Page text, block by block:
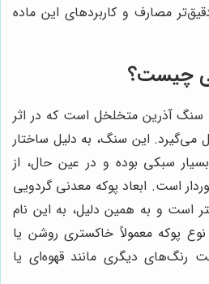
مصارف و کاربردهای این ماده
چیست؟
سنگ آذرین متخلخل است که در اثر
این سنگ، به دلیل ساختار
سبکی بوده و در عین حال، از
است. ابعاد پوکه معدنی گردویی
10 تا 30 میلی‌متر است و به همین دلیل، به این نام
پوکه معمولاً خاکستری روشن یا
رنگ‌های دیگری مانند قهوه‌ای یا